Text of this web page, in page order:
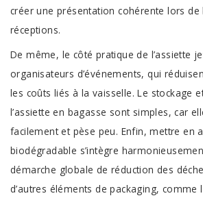
créer une présentation cohérente lors
réceptions.
De même, le côté pratique de l’assiette
organisateurs d’événements, qui
les coûts liés à la vaisselle. Le stockage
l’assiette en bagasse sont simples, car
facilement et pèse peu. Enfin, mettre en
biodégradable s’intègre
démarche globale de réduction des
d’autres éléments de packaging, comme